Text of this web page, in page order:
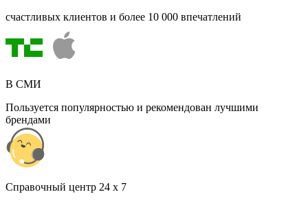
счастливых клиентов и более 10 000 впечатлений
В СМИ
Пользуется популярностью и рекомендован лучшими
брендами
Cправочный центр 24 x 7